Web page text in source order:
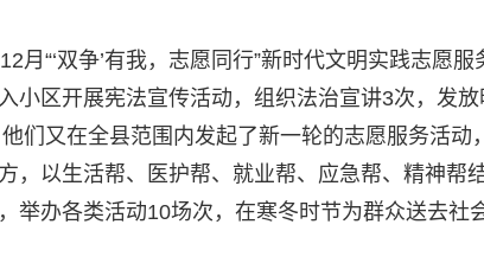
“‘双争’有我，志愿同行”新时代文明实践志愿服
小区开展宪法宣传活动，组织法治宣讲3次，发放
们又在全县范围内发起了新一轮的志愿服务活动
，以生活帮、医护帮、就业帮、应急帮、精神帮
举办各类活动10场次，在寒冬时节为群众送去社